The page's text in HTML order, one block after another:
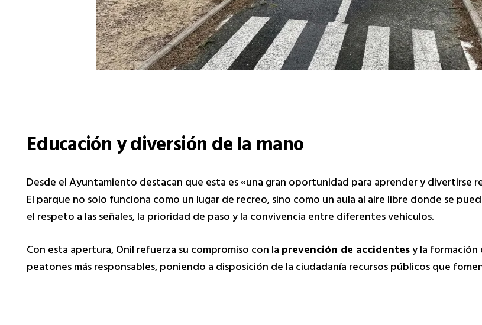
Educación y diversión de la mano
Desde el Ayuntamiento destacan que esta es «una gran oportunidad para aprender y divertirse
El parque no solo funciona como un lugar de recreo, sino como un aula al aire libre donde se
el respeto a las señales, la prioridad de paso y la convivencia entre diferentes vehículos.
Con esta apertura, Onil refuerza su compromiso con laprevención de accidentesy la
peatones más responsables, poniendo a disposición de la ciudadanía recursos públicos que